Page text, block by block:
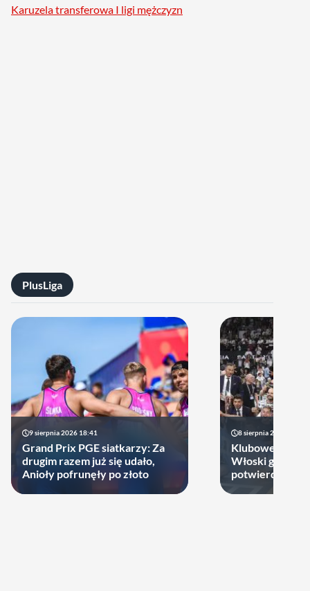
Karuzela transferowa I ligi mężczyzn
PlusLiga
9 sierpnia 2026 18:41
Grand Prix PGE siatkarzy: Za
drugim razem już się udało,
Anioły pofrunęły po złoto
8 sierpnia 2026 21:46
Klubowe
Włoski gigant
potwierdził